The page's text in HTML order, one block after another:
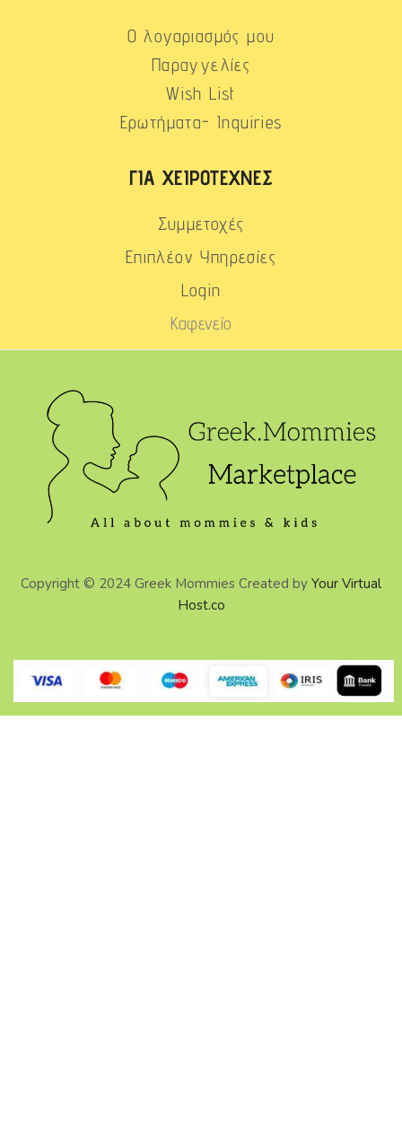
Ο λογαριασμός μου
Παραγγελίες
Wish List
Ερωτήματα- Inquiries
ΓΙΑ ΧΕΙΡΟΤΈΧΝΕΣ
Συμμετοχές
Επιπλέον Υπηρεσίες
Login
Καφενείο
Copyright © 2024 Greek Mommies Created by Your Virtual
Host.co